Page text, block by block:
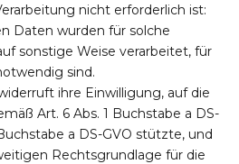
nicht erforderlich ist:
Daten wurden für solche
sonstige Weise verarbeitet, für
sind.
ihre Einwilligung, auf die
Art. 6 Abs. 1 Buchstabe a DS-
a DS-GVO stützte, und
Rechtsgrundlage für die